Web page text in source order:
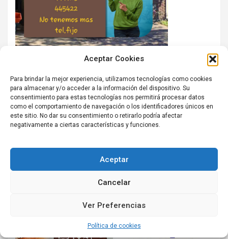
Aceptar Cookies
Para brindar la mejor experiencia, utilizamos tecnologías como cookies
para almacenar y/o acceder a la información del dispositivo. Su
consentimiento para estas tecnologías nos permitirá procesar datos
como el comportamiento de navegación o los identificadores únicos en
este sitio. No dar su consentimiento o retirarlo podría afectar
negativamente a ciertas características y funciones.
Aceptar
Cancelar
Ver Preferencias
Política de cookies